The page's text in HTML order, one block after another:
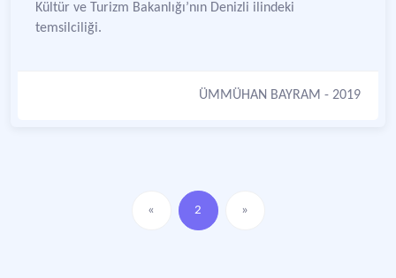
Kültür ve Turizm Bakanlığı’nın Denizli ilindeki
temsilciliği.
ÜMMÜHAN BAYRAM - 2019
« 2 »